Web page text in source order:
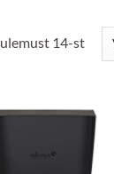
14-st